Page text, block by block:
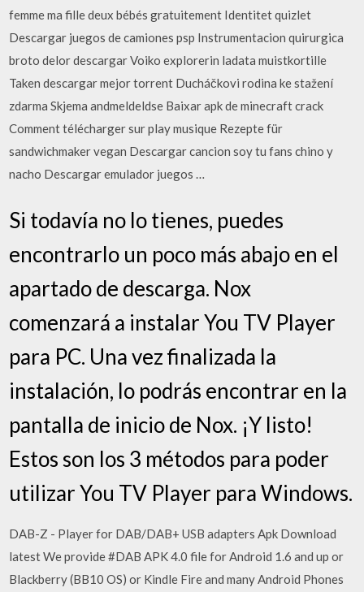
femme ma fille deux bébés gratuitement Identitet quizlet
Descargar juegos de camiones psp Instrumentacion quirurgica
broto delor descargar Voiko explorerin ladata muistkortille
Taken descargar mejor torrent Ducháčkovi rodina ke stažení
zdarma Skjema andmeldeldse Baixar apk de minecraft crack
Comment télécharger sur play musique Rezepte für
sandwichmaker vegan Descargar cancion soy tu fans chino y
nacho Descargar emulador juegos …
Si todavía no lo tienes, puedes
encontrarlo un poco más abajo en el
apartado de descarga. Nox
comenzará a instalar You TV Player
para PC. Una vez finalizada la
instalación, lo podrás encontrar en la
pantalla de inicio de Nox. ¡Y listo!
Estos son los 3 métodos para poder
utilizar You TV Player para Windows.
DAB-Z - Player for DAB/DAB+ USB adapters Apk Download
latest We provide #DAB APK 4.0 file for Android 1.6 and up or
Blackberry (BB10 OS) or Kindle Fire and many Android Phones